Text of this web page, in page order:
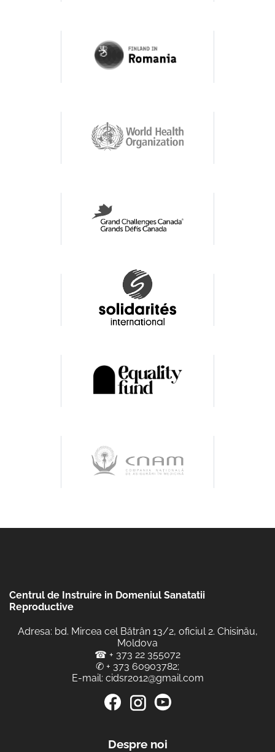
Centrul de Instruire in Domeniul Sanatatii
Reproductive
Adresa: bd. Mircea cel Bătrân 13/2, oficiul 2. Chisinău,
Moldova
☎ + 373 22 355072
✆ + 373 60903782;
E-mail: cidsr2012@gmail.com
Despre noi